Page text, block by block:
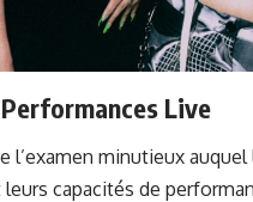
Live
l’examen minutieux
capacités de